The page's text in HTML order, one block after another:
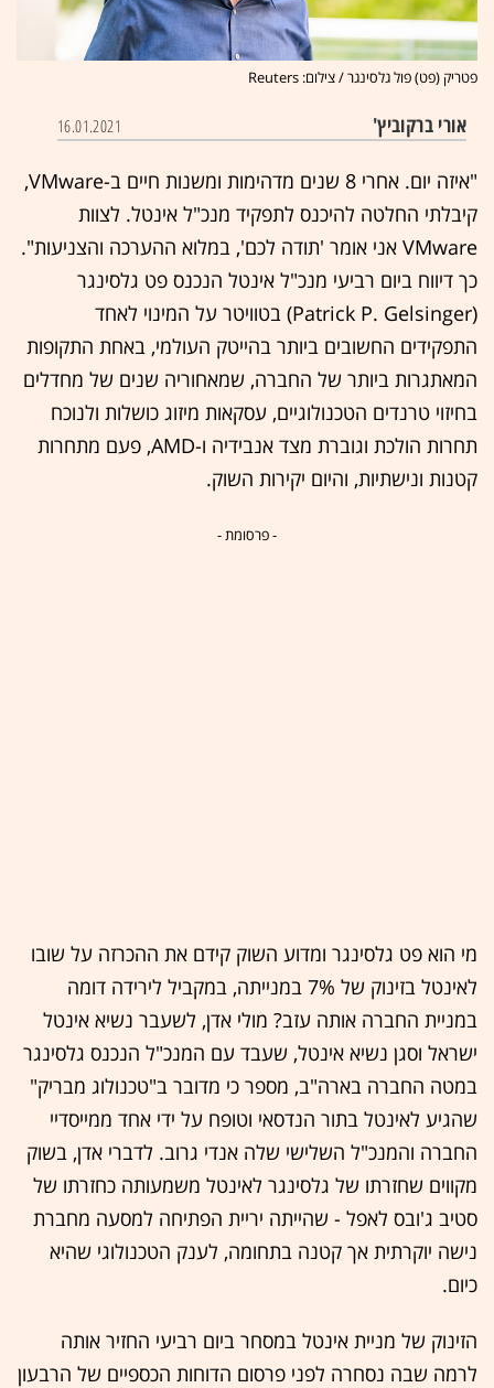
פטריק (פט) פול גלסינגר / צילום: Reuters
אורי ברקוביץ' 16.01.2021
"איזה יום. אחרי 8 שנים מדהימות ומשנות חיים ב-VMware,
קיבלתי החלטה להיכנס לתפקיד מנכ"ל אינטל. לצוות
VMware אני אומר 'תודה לכם', במלוא ההערכה והצניעות".
כך דיווח ביום רביעי מנכ"ל אינטל הנכנס פט גלסינגר
(Patrick P. Gelsinger) בטוויטר על המינוי לאחד
התפקידים החשובים ביותר בהייטק העולמי, באחת התקופות
המאתגרות ביותר של החברה, שמאחוריה שנים של מחדלים
בחיזוי טרנדים הטכנולוגיים, עסקאות מיזוג כושלות ולנוכח
תחרות הולכת וגוברת מצד אנבידיה ו-AMD, פעם מתחרות
קטנות ונישתיות, והיום יקירות השוק.
- פרסומת -
מי הוא פט גלסינגר ומדוע השוק קידם את ההכרזה על שובו
לאינטל בזינוק של 7% במנייתה, במקביל לירידה דומה
במניית החברה אותה עזב? מולי אדן, לשעבר נשיא אינטל
ישראל וסגן נשיא אינטל, שעבד עם המנכ"ל הנכנס גלסינגר
במטה החברה בארה"ב, מספר כי מדובר ב"טכנולוג מבריק"
שהגיע לאינטל בתור הנדסאי וטופח על ידי אחד ממייסדיי
החברה והמנכ"ל השלישי שלה אנדי גרוב. לדברי אדן, בשוק
מקווים שחזרתו של גלסינגר לאינטל משמעותה כחזרתו של
סטיב ג'ובס לאפל - שהייתה יריית הפתיחה למסעה מחברת
נישה יוקרתית אך קטנה בתחומה, לענק הטכנולוגי שהיא
כיום.
הזינוק של מניית אינטל במסחר ביום רביעי החזיר אותה
לרמה שבה נסחרה לפני פרסום הדוחות הכספיים של הרבעון